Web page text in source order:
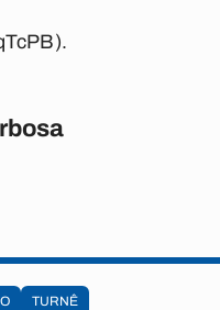
TURNÊ